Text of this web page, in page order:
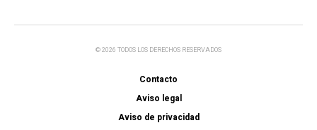
© 2026 TODOS LOS DERECHOS RESERVADOS
Contacto
Aviso legal
Aviso de privacidad